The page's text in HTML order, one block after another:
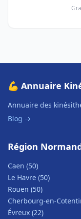
💪 Annuaire
Annuaire des
Blog →
Région
Caen (50)
Le Havre (50)
Rouen (50)
Cherbourg-en-
Évreux (22)